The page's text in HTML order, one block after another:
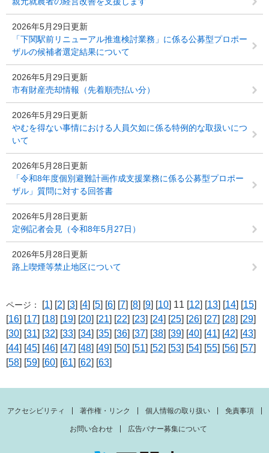
2026年5月29日更新
「下関駅前リニューアル推進検討業務」に係る公募型プロポー
ザルの候補者選定結果について
2026年5月29日更新
市有財産売却情報（先着順売払い分）
2026年5月29日更新
やむを得ない事情における人員欠如に係る特例的な取扱いにつ
いて
2026年5月28日更新
「令和8年度個別避難計画作成支援業務に係る公募型プロポー
ザル」質問に対する回答書
2026年5月28日更新
定例記者会見（令和8年5月27日）
2026年5月28日更新
路上喫煙等禁止地区について
ページ： [1] [2] [3] [4] [5] [6] [7] [8] [9] [10] 11 [12] [13] [14] [15]
[16] [17] [18] [19] [20] [21] [22] [23] [24] [25] [26] [27] [28] [29]
[30] [31] [32] [33] [34] [35] [36] [37] [38] [39] [40] [41] [42] [43]
[44] [45] [46] [47] [48] [49] [50] [51] [52] [53] [54] [55] [56] [57]
[58] [59] [60] [61] [62] [63]
アクセシビリティ 著作権・リンク 個人情報の取り扱い 免責事項
お問い合わせ 広告バナー募集について